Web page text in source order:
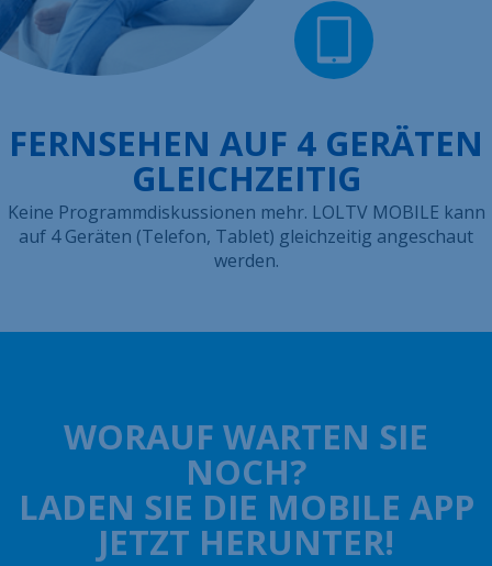
FERNSEHEN AUF 4 GERÄTEN
GLEICHZEITIG
Keine Programmdiskussionen mehr. LOLTV MOBILE kann
auf 4 Geräten (Telefon, Tablet) gleichzeitig angeschaut
werden.
WORAUF WARTEN SIE
NOCH?
LADEN SIE DIE MOBILE APP
JETZT HERUNTER!